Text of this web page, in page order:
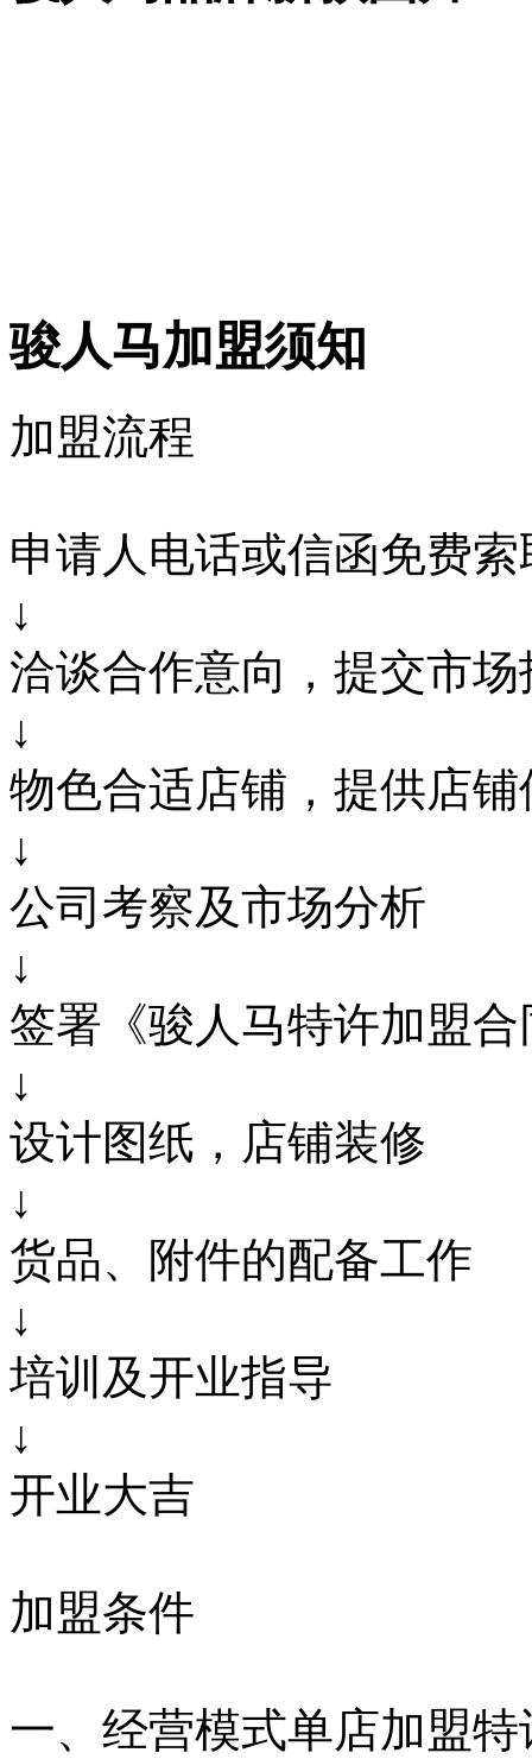
骏人马加盟须知
加盟流程
申请人电话或信函免费
↓
洽谈合作意向，提交市
↓
物色合适店铺，提供店
↓
公司考察及市场分析
↓
签署《骏人马特许加盟合
↓
设计图纸，店铺装修
↓
货品、附件的配备工作
↓
培训及开业指导
↓
开业大吉
加盟条件
一、经营模式单店加盟